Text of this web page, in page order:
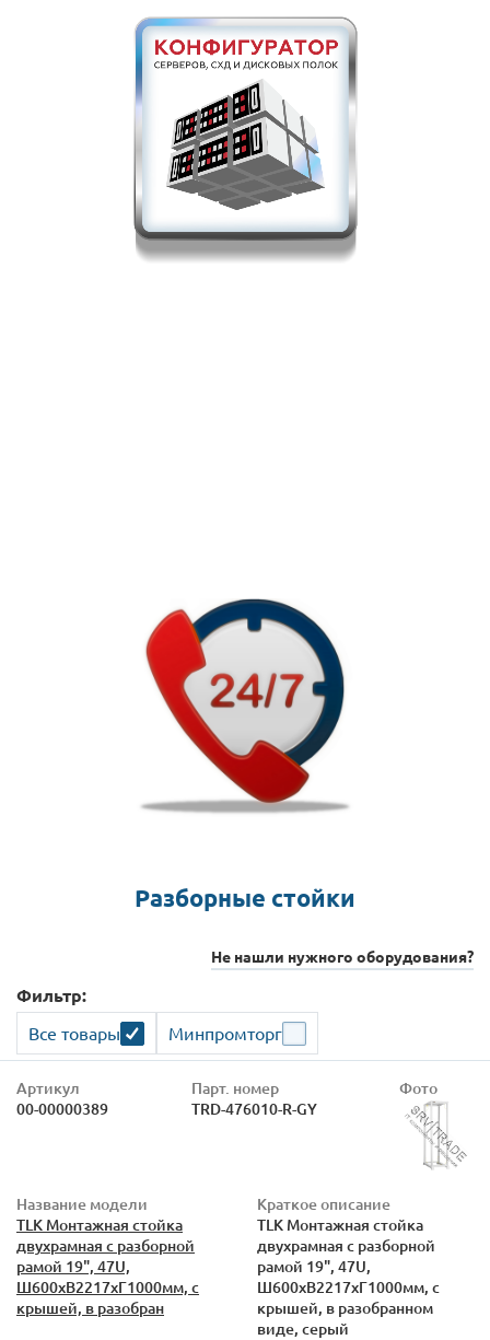
Разборные стойки
Не нашли нужного оборудования?
Фильтр:
Все товары Минпромторг
Артикул
00-00000389
Парт. номер
TRD-476010-R-GY
Фото
Название модели
TLK Монтажная стойка
двухрамная с разборной
рамой 19", 47U,
Ш600xВ2217xГ1000мм, с
крышей, в разобран
Краткое описание
TLK Монтажная стойка
двухрамная с разборной
рамой 19", 47U,
Ш600xВ2217xГ1000мм, с
крышей, в разобранном
виде, серый